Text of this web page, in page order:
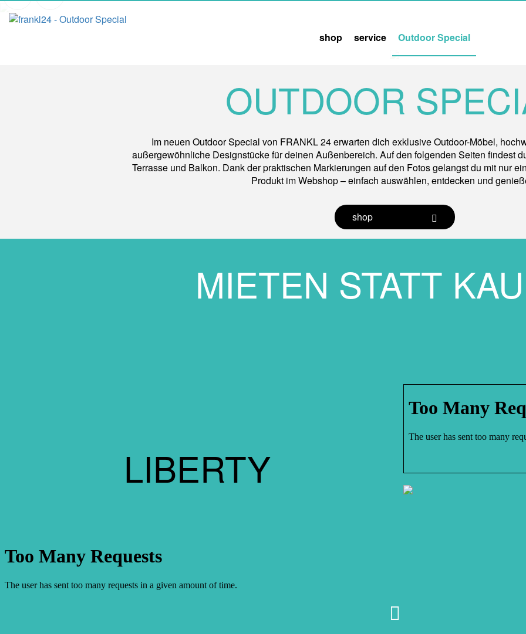
shop service Outdoor Special
OUTDOOR
Im neuen Outdoor Special von FRANKL 24 erwarten dich exklusive Outdoor-Möbel,
außergewöhnliche Designstücke für deinen Außenbereich. Auf den folgenden Seiten findest
Terrasse und Balkon. Dank der praktischen Markierungen auf den Fotos gelangst du mit nur
Produkt im Webshop – einfach auswählen, entdecken und
shop
MIETEN STATT
LIBERTY